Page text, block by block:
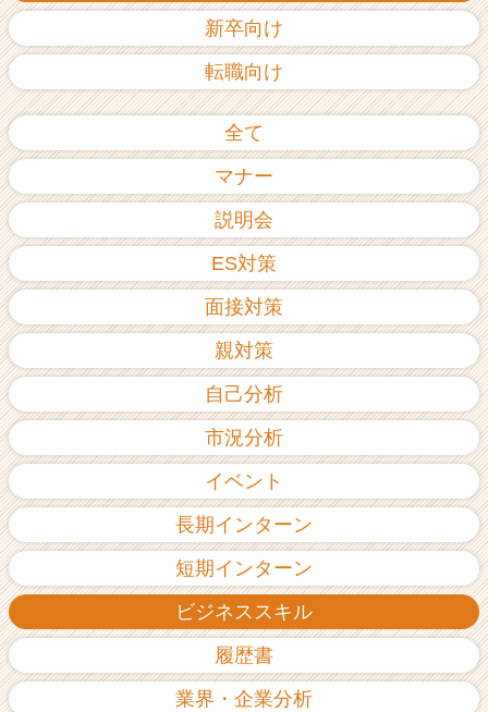
イ
チ
リ
（C
e
r
a
e
r）
新卒向け
転職向け
全て
マナー
説明会
ES対策
面接対策
親対策
自己分析
市況分析
イベント
長期インターン
短期インターン
ビジネススキル
履歴書
業界・企業分析